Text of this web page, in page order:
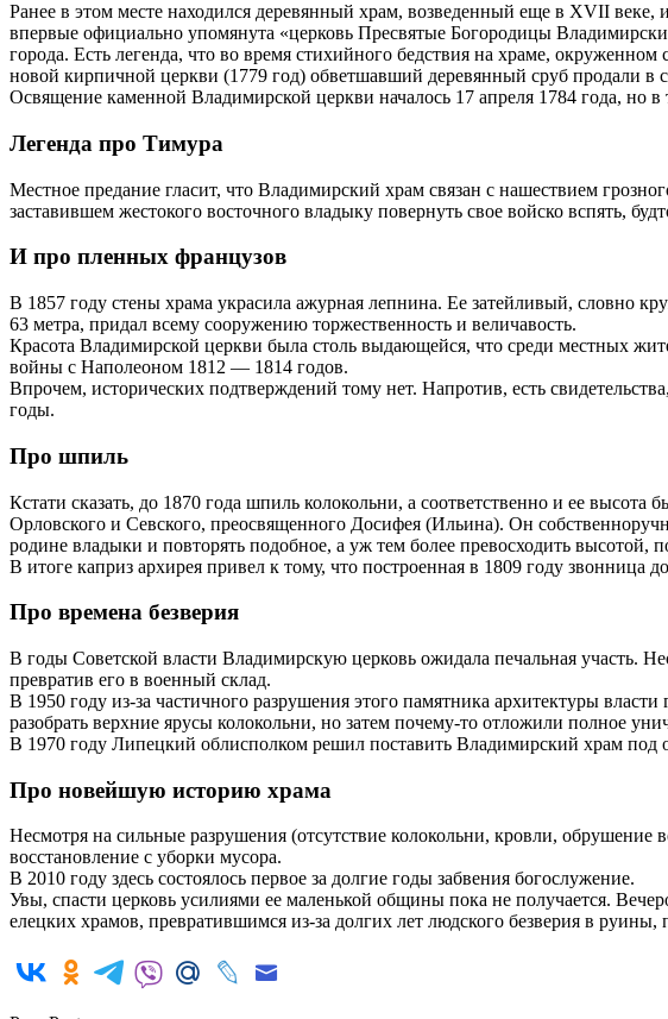
Ранее в этом месте находился деревянный храм, возведенный еще в ХVII
впервые официально упомянута «церковь Пресвятые Богородицы
города. Есть легенда, что во время стихийного бедствия на храме,
новой кирпичной церкви (1779 год) обветшавший деревянный сруб продали в
Освящение каменной Владимирской церкви началось 17 апреля 1784 года, но
Легенда про Тимура
Местное предание гласит, что Владимирский храм связан с нашествием
заставившем жестокого восточного владыку повернуть свое войско вспять,
И про пленных французов
В 1857 году стены храма украсила ажурная лепнина. Ее затейливый, словно
63 метра, придал всему сооружению торжественность и величавость.
Красота Владимирской церкви была столь выдающейся, что среди местных
войны с Наполеоном 1812 — 1814 годов.
Впрочем, исторических подтверждений тому нет. Напротив, есть
годы.
Про шпиль
Кстати сказать, до 1870 года шпиль колокольни, а соответственно и ее
Орловского и Севского, преосвященного Досифея (Ильина). Он
родине владыки и повторять подобное, а уж тем более превосходить высотой,
В итоге каприз архирея привел к тому, что построенная в 1809 году
Про времена безверия
В годы Советской власти Владимирскую церковь ожидала печальная участь.
превратив его в военный склад.
В 1950 году из-за частичного разрушения этого памятника архитектуры
разобрать верхние ярусы колокольни, но затем почему-то отложили полное
В 1970 году Липецкий облисполком решил поставить Владимирский храм под
Про новейшую историю храма
Несмотря на сильные разрушения (отсутствие колокольни, кровли,
восстановление с уборки мусора.
В 2010 году здесь состоялось первое за долгие годы забвения богослужение.
Увы, спасти церковь усилиями ее маленькой общины пока не получается.
елецких храмов, превратившимся из-за долгих лет людского безверия в